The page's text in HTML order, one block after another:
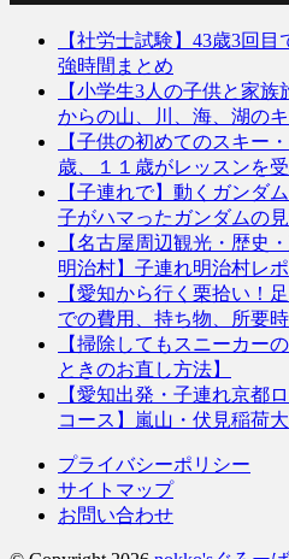
【社労士試験】43歳3回
強時間まとめ
【小学生3人の子供と家
からの山、川、海、湖の
【子供の初めてのスキー
歳、１１歳がレッスンを受
【子連れで】動くガンダ
子がハマったガンダムの
【名古屋周辺観光・歴史
明治村】子連れ明治村レポ
【愛知から行く栗拾い！
での費用、持ち物、所要
【掃除してもスニーカー
ときのお直し方法】
【愛知出発・子連れ京都
コース】嵐山・伏見稲荷
プライバシーポリシー
サイトマップ
お問い合わせ